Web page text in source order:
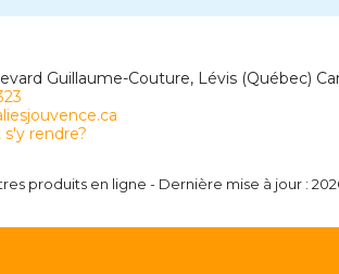
Guillaume-Couture, Lévis (Québec)
rendre?
produits en ligne - Dernière mise à jour :